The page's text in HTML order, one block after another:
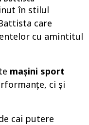
în stilul
care
cu amintitul
mașini sport
ci și
cai putere